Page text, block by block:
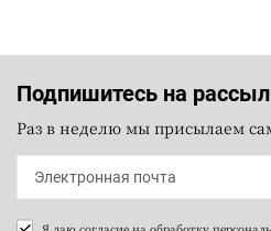
Подпишитесь на
Раз в неделю мы присылаем